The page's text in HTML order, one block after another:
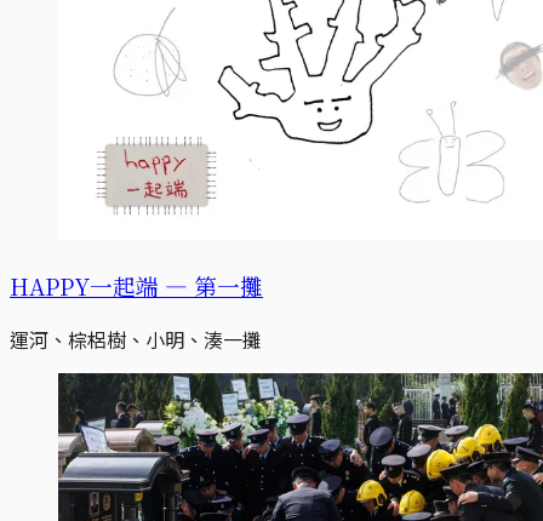
HAPPY一起端 — 第一攤
運河、棕梠樹、小明、湊一攤